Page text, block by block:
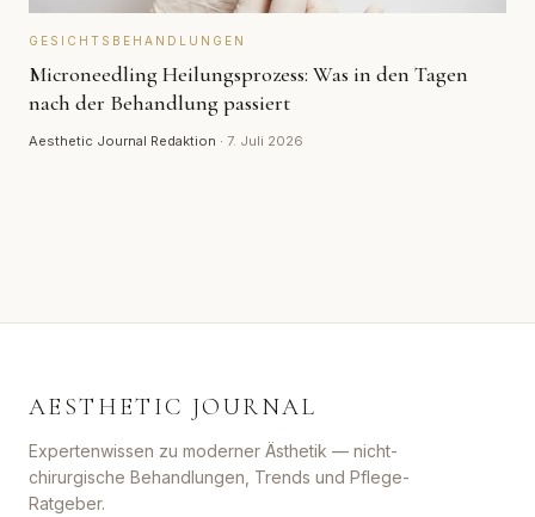
GESICHTSBEHANDLUNGEN
Microneedling Heilungsprozess: Was in den Tagen
nach der Behandlung passiert
Aesthetic Journal Redaktion · 7. Juli 2026
AESTHETIC JOURNAL
Expertenwissen zu moderner Ästhetik — nicht-
chirurgische Behandlungen, Trends und Pflege-
Ratgeber.